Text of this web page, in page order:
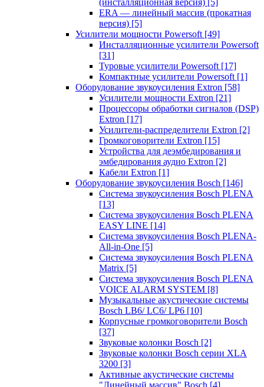
(инсталляционная версия) [5]
ERA — линейный массив (прокатная
версия) [5]
Усилители мощности Powersoft [49]
Инсталляционные усилители Powersoft
[31]
Туровые усилители Powersoft [17]
Компактные усилители Powersoft [1]
Оборудование звукоусиления Extron [58]
Усилители мощности Extron [21]
Процессоры обработки сигналов (DSP)
Extron [17]
Усилители-распределители Extron [2]
Громкоговорители Extron [15]
Устройства для деэмбедирования и
эмбедирования аудио Extron [2]
Кабели Extron [1]
Оборудование звукоусиления Bosch [146]
Система звукоусиления Bosch PLENA
[13]
Система звукоусиления Bosch PLENA
EASY LINE [14]
Система звукоусиления Bosch PLENA-
All-in-One [5]
Система звукоусиления Bosch PLENA
Matrix [5]
Система звукоусиления Bosch PLENA
VOICE ALARM SYSTEM [8]
Музыкальные акустические системы
Bosch LB6/ LC6/ LP6 [10]
Корпусные громкоговорители Bosch
[37]
Звуковые колонки Bosch [2]
Звуковые колонки Bosch серии XLA
3200 [3]
Активные акустические системы
"Линейный массив" Bosch [4]